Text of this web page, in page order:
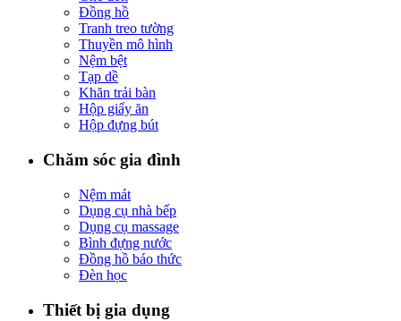
Đồng hồ
Tranh treo tường
Thuyền mô hình
Nệm bệt
Tạp dề
Khăn trải bàn
Hộp giấy ăn
Hộp đựng bút
Chăm sóc gia đình
Nệm mát
Dụng cụ nhà bếp
Dụng cụ massage
Bình đựng nước
Đồng hồ báo thức
Đèn học
Thiết bị gia dụng